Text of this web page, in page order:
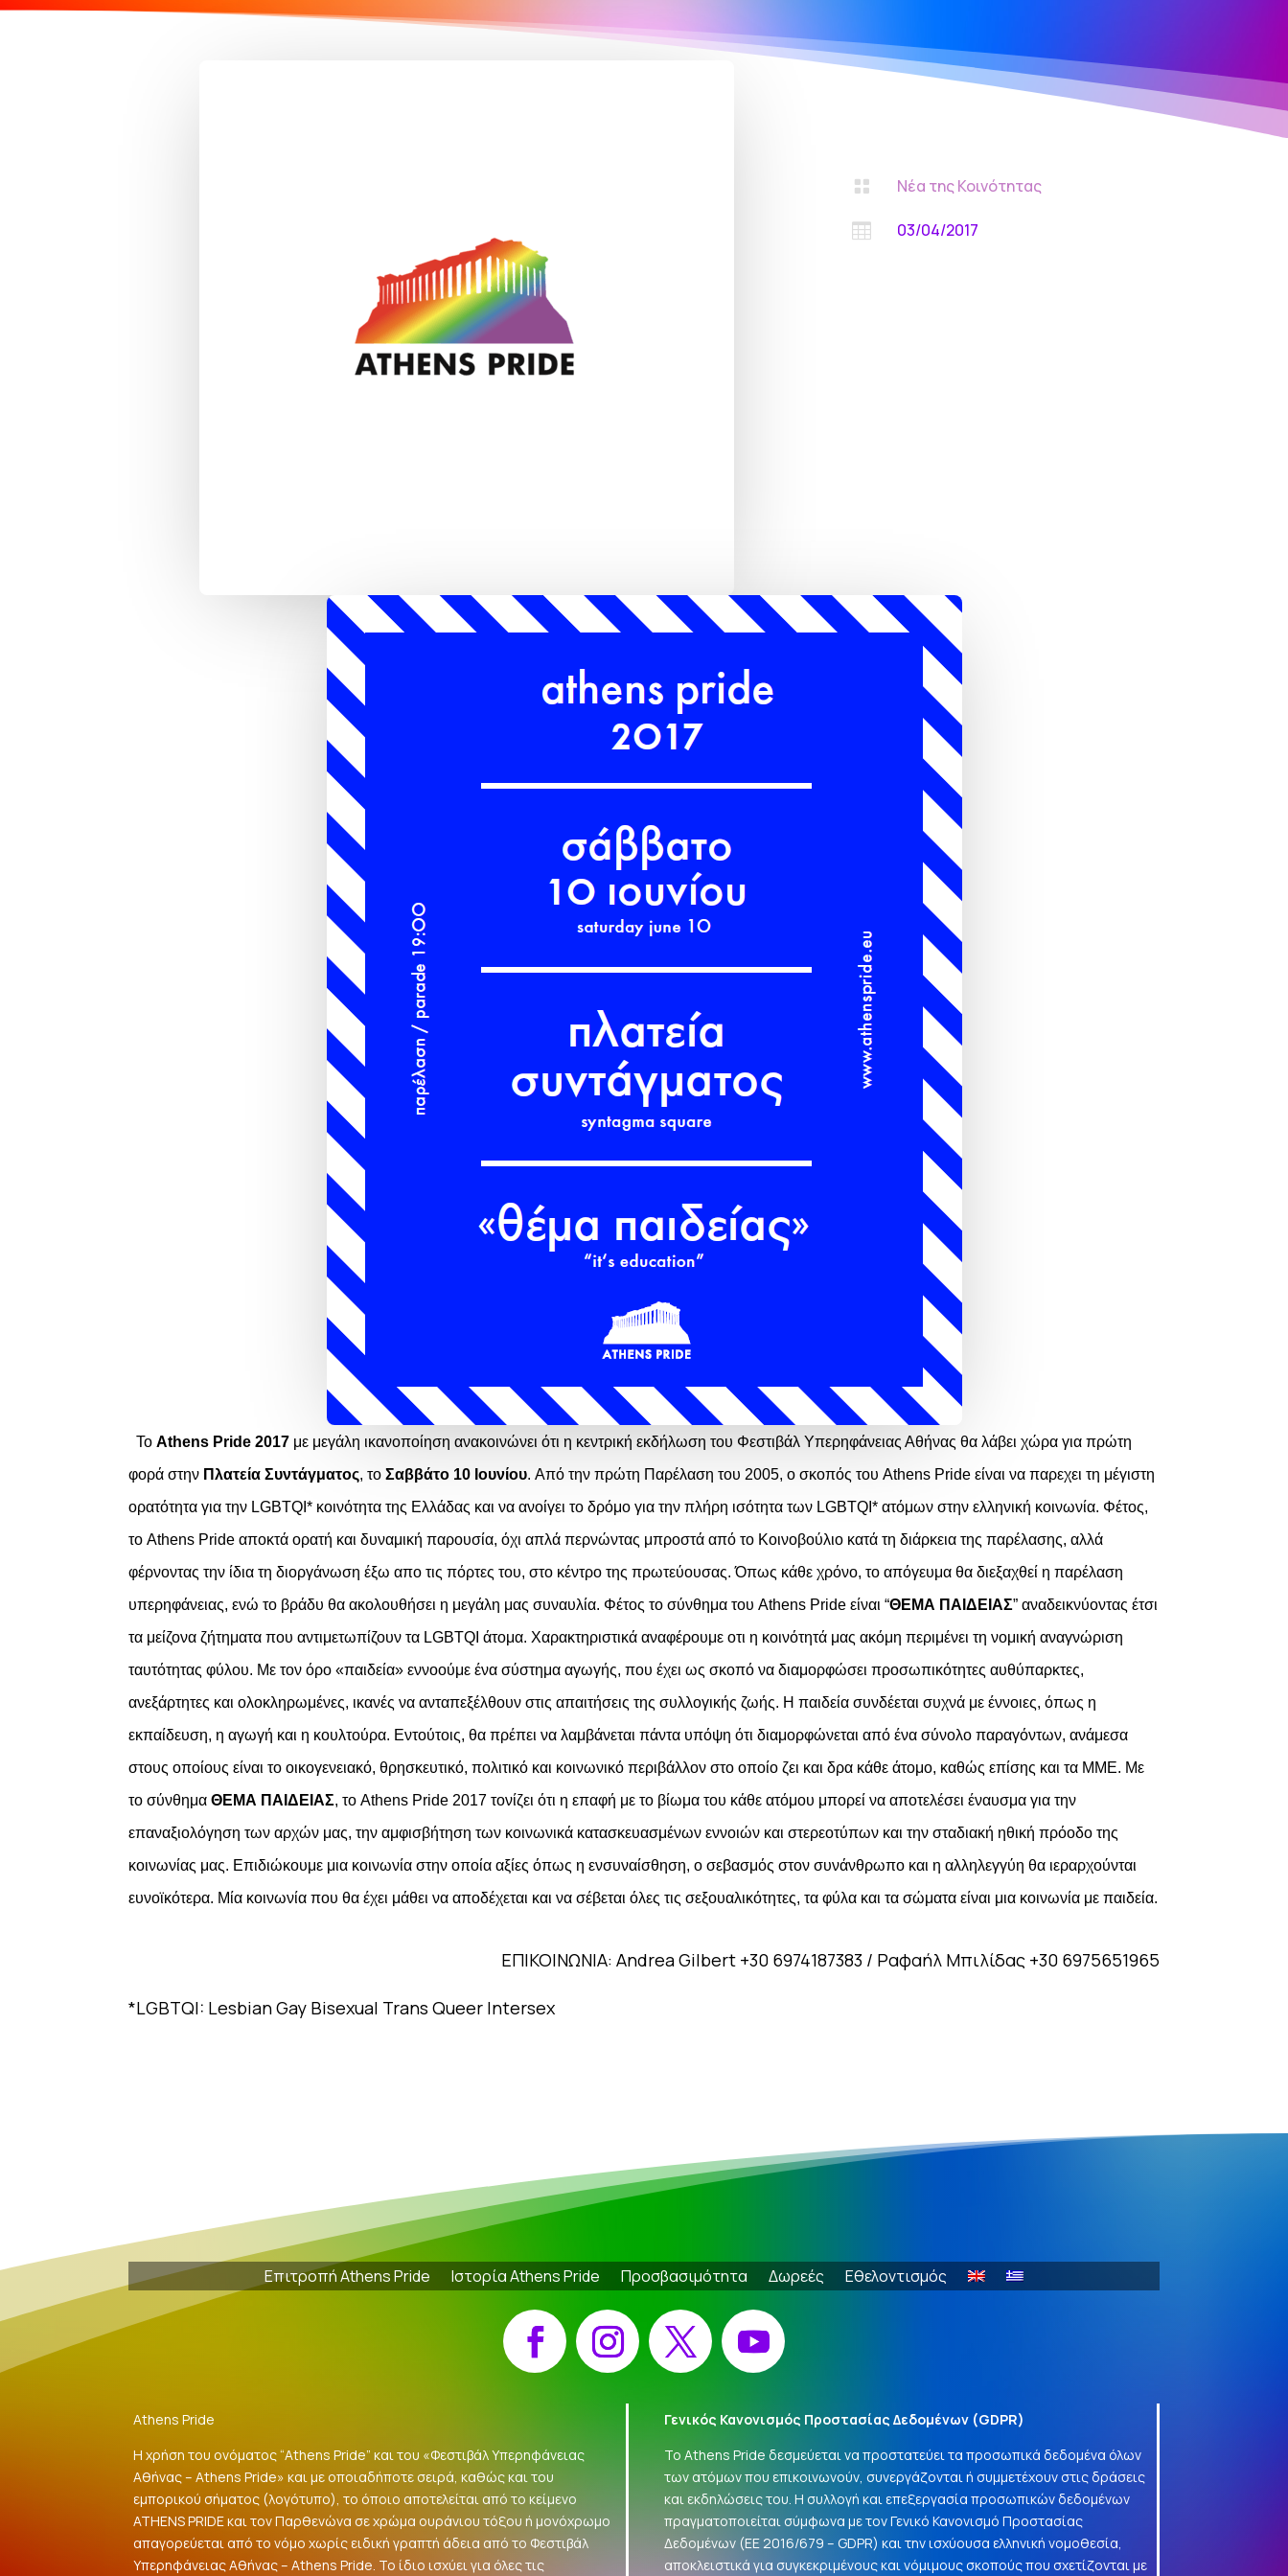
 Νέα της Κοινότητας
 03/04/2017
ΤοAthens Pride 2017 με μεγάλη ικανοποίηση ανακοινώνει ότι η κεντρική εκδήλωση του Φεστιβάλ Υπερηφάνειας Αθήνας θα λάβει χώρα για πρώτη
φορά στην Πλατεία Συντάγματος, τοΣαββάτο 10 Ιουνίου. Από την πρώτη Παρέλαση του 2005, ο σκοπός τουAthens Pride είναι να παρεχει τη μέγιστη
ορατότητα για την LGBTQI* κοινότητα της Ελλάδας και να ανοίγει το δρόμο για την πλήρη ισότητα των LGBTQI*ατόμων στην ελληνική κοινωνία. Φέτος,
τοAthens Prideαποκτά ορατή και δυναμική παρουσία, όχι απλά περνώντας μπροστά από το Κοινοβούλιο κατά τη διάρκεια της παρέλασης, αλλά
φέρνοντας την ίδια τη διοργάνωσηέξω απο τις πόρτες του,στο κέντρο της πρωτεύουσας. Όπως κάθε χρόνο, το απόγευμα θα διεξαχθεί η παρέλαση
υπερηφάνειας, ενώ το βράδυ θα ακολουθήσει η μεγάλη μας συναυλία. Φέτος το σύνθημα τουAthens Prideείναι “ΘΕΜΑ ΠΑΙΔΕΙΑΣ” αναδεικνύοντας έτσι
τα μείζονα ζήτηματα που αντιμετωπίζουν τα LGBTQI άτομα. Χαρακτηριστικά αναφέρουμε οτι η κοινότητά μας ακόμη περιμένει τη νομική αναγνώριση
ταυτότητας φύλου. Με τον όρο «παιδεία» εννοούμε ένα σύστημα αγωγής, που έχει ως σκοπό να διαμορφώσει προσωπικότητες αυθύπαρκτες,
ανεξάρτητες και ολοκληρωμένες, ικανές να ανταπεξέλθουν στις απαιτήσεις της συλλογικής ζωής. Η παιδεία συνδέεται συχνά με έννοιες, όπως η
εκπαίδευση, η αγωγή και η κουλτούρα. Εντούτοις, θα πρέπει να λαμβάνεται πάντα υπόψη ότι διαμορφώνεται από ένα σύνολο παραγόντων, ανάμεσα
στους οποίους είναι το οικογενειακό, θρησκευτικό, πολιτικό και κοινωνικό περιβάλλον στο οποίο ζει και δρα κάθε άτομο, καθώς επίσης και τα ΜΜΕ. Με
το σύνθημαΘΕΜΑ ΠΑΙΔΕΙΑΣ, το Athens Pride 2017 τονίζει ότι η επαφή με το βίωμα του κάθε ατόμου μπορεί να αποτελέσει έναυσμα για την
επαναξιολόγηση των αρχών μας, την αμφισβήτηση των κοινωνικά κατασκευασμένων εννοιών και στερεοτύπων και την σταδιακή ηθική πρόοδο της
κοινωνίας μας. Επιδιώκουμε μια κοινωνία στην οποία αξίες όπως η ενσυναίσθηση, ο σεβασμός στον συνάνθρωπο και η αλληλεγγύη θα ιεραρχούνται
ευνοϊκότερα. Μία κοινωνία που θα έχει μάθει να αποδέχεται και να σέβεται όλες τις σεξουαλικότητες, τα φύλα και τα σώματα είναι μια κοινωνία με παιδεία.
ΕΠΙΚΟΙΝΩΝΙΑ: Andrea Gilbert +30 6974187383 / Ραφαήλ Μπιλίδας +30 6975651965
*LGBTQI: Lesbian Gay Bisexual Trans Queer Intersex
Επιτροπή Athens Pride Ιστορία Athens Pride Προσβασιμότητα Δωρεές Εθελοντισμός
Facebook Instagram X YouTube
Athens Pride
Η χρήση του ονόματος “Athens Pride” και του «Φεστιβάλ Υπερηφάνειας
Αθήνας – Athens Pride» και με οποιαδήποτε σειρά, καθώς και του
εμπορικού σήματος (λογότυπο), το όποιο αποτελείται από το κείμενο
ATHENS PRIDE και τον Παρθενώνα σε χρώμα ουράνιου τόξου ή μονόχρωμο
απαγορεύεται από το νόμο χωρίς ειδική γραπτή άδεια από το Φεστιβάλ
Υπερηφάνειας Αθήνας – Athens Pride. Το ίδιο ισχύει για όλες τις
Γενικός Κανονισμός Προστασίας Δεδομένων (GDPR)
Το Athens Pride δεσμεύεται να προστατεύει τα προσωπικά δεδομένα όλων
των ατόμων που επικοινωνούν, συνεργάζονται ή συμμετέχουν στις δράσεις
και εκδηλώσεις του. Η συλλογή και επεξεργασία προσωπικών δεδομένων
πραγματοποιείται σύμφωνα με τον Γενικό Κανονισμό Προστασίας
Δεδομένων (ΕΕ 2016/679 –GDPR) και την ισχύουσα ελληνική νομοθεσία,
αποκλειστικά για συγκεκριμένους και νόμιμους σκοπούς που σχετίζονται με